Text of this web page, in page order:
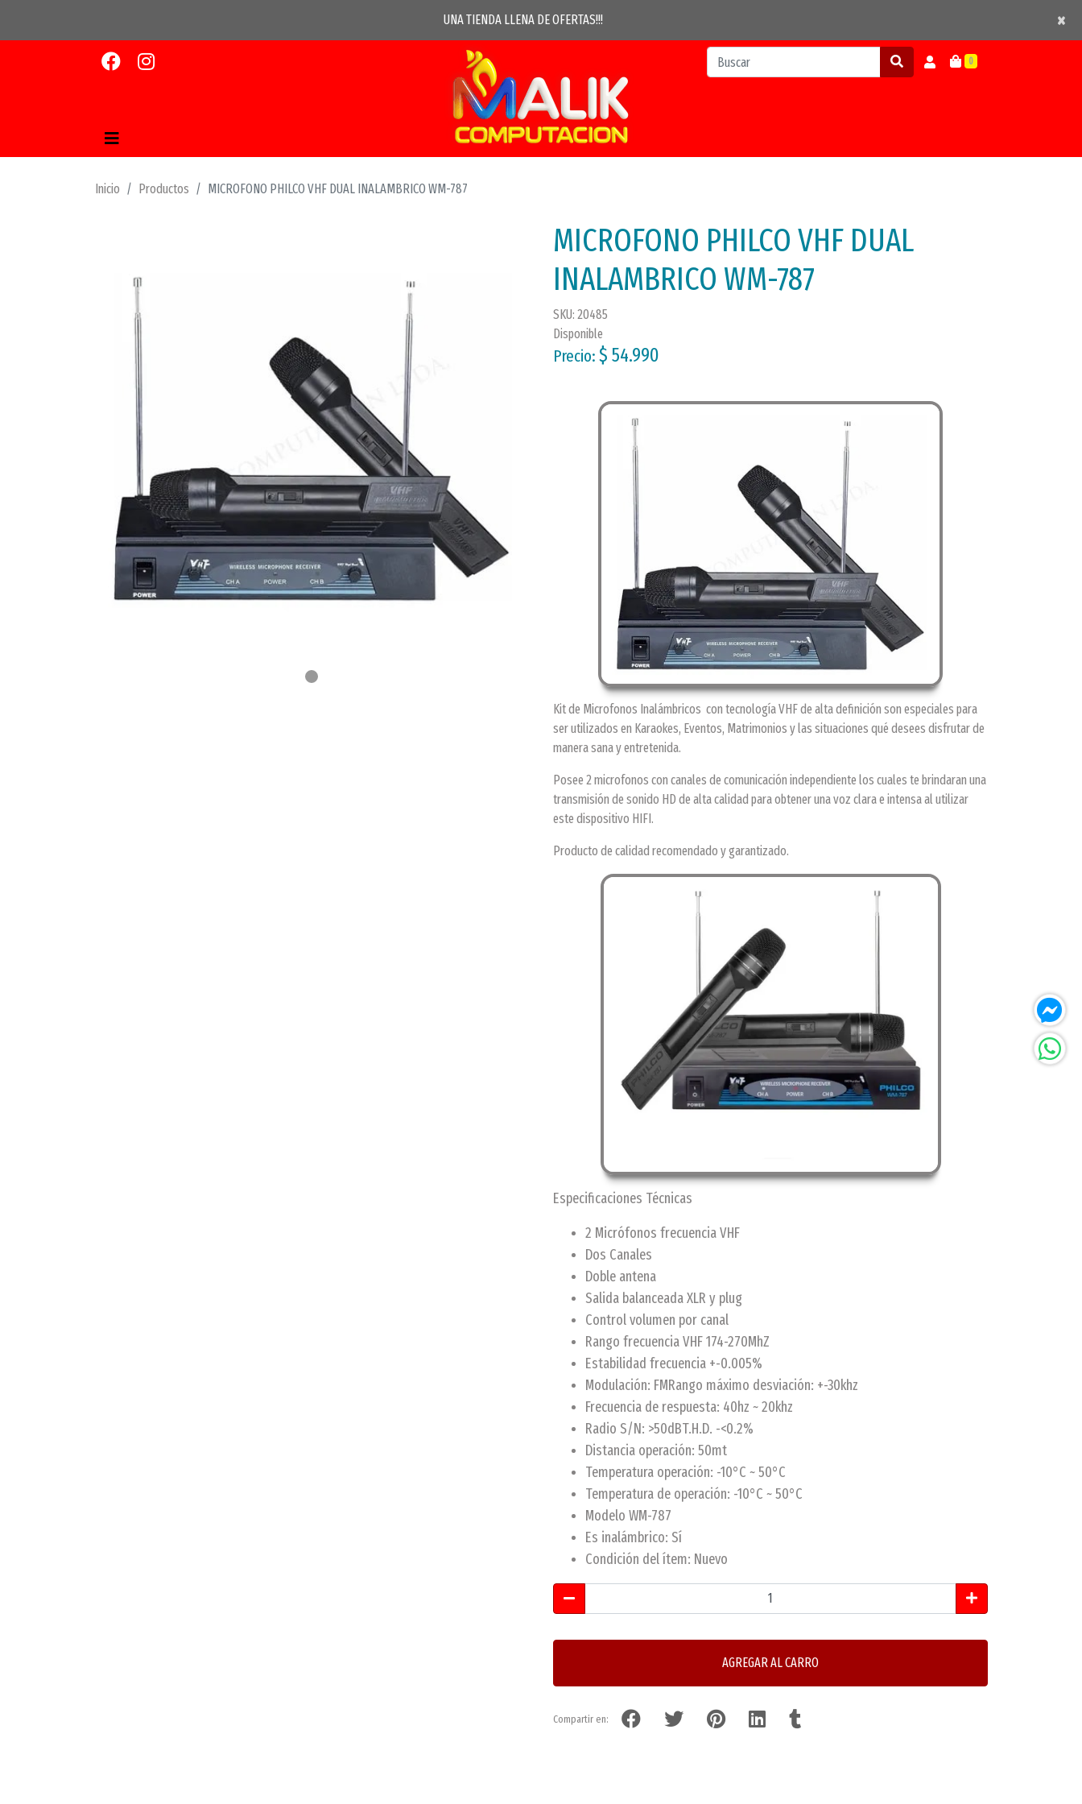
UNA TIENDA LLENA DE OFERTAS!!! ×
×
0
Inicio Productos MICROFONO PHILCO VHF DUAL INALAMBRICO WM-787
MICROFONO PHILCO VHF DUAL
INALAMBRICO WM-787
SKU: 20485
Disponible
Precio: $ 54.990
Kit de Microfonos Inalámbricos con tecnología VHF de alta definición son especiales para
ser utilizados en Karaokes, Eventos, Matrimonios y las situaciones qué desees disfrutar de
manera sana y entretenida.
Posee 2 microfonos con canales de comunicación independiente los cuales te brindaran una
transmisión de sonido HD de alta calidad para obtener una voz clara e intensa al utilizar
este dispositivo HIFI.
Producto de calidad recomendado y garantizado.
Especificaciones Técnicas
2 Micrófonos frecuencia VHF
Dos Canales
Doble antena
Salida balanceada XLR y plug
Control volumen por canal
Rango frecuencia VHF 174-270MhZ
Estabilidad frecuencia +-0.005%
Modulación: FMRango máximo desviación: +-30khz
Frecuencia de respuesta: 40hz ~ 20khz
Radio S/N: >50dBT.H.D. -<0.2%
Distancia operación: 50mt
Temperatura operación: -10°C ~ 50°C
Temperatura de operación: -10°C ~ 50°C
Modelo WM-787
Es inalámbrico: Sí
Condición del ítem: Nuevo
AGREGAR AL CARRO
Compartir en: